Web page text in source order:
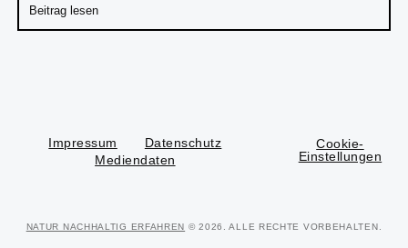
Beitrag lesen
Impressum
Datenschutz
Mediendaten
Cookie-
Einstellungen
NATUR NACHHALTIG ERFAHREN © 2026. ALLE RECHTE VORBEHALTEN.